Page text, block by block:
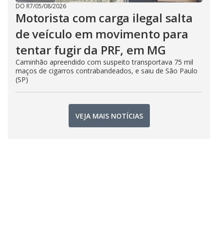
DO R7/05/08/2026
Motorista com carga ilegal salta
de veículo em movimento para
tentar fugir da PRF, em MG
Caminhão apreendido com suspeito transportava 75 mil
maços de cigarros contrabandeados, e saiu de São Paulo
(SP)
VEJA MAIS NOTÍCIAS